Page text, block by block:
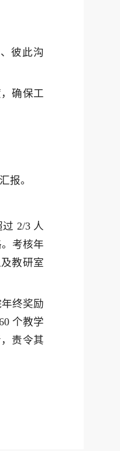
彼此沟
确保工
报。
2/3 人
考核年
教研室
终奖励
个教学
责令其